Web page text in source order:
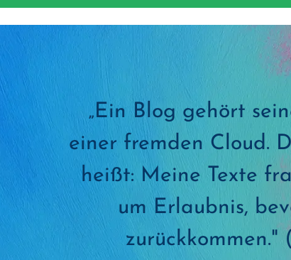
„Ein Blog gehört
einer fremden Cloud.
heißt: Meine Texte
um Erlaubnis,
zurückkommen."